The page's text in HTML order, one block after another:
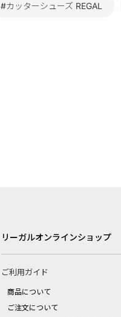
#カッターシューズ REGAL
リーガルオンラインショップ
ご利用ガイド
商品について
ご注文について